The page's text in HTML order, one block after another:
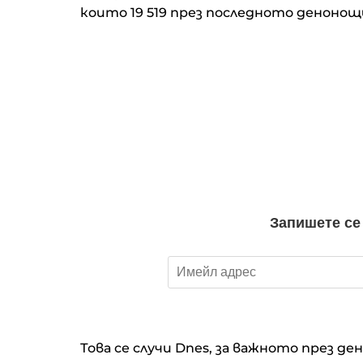
които 19 519 през последното
Това се случи Dnes, за важното през